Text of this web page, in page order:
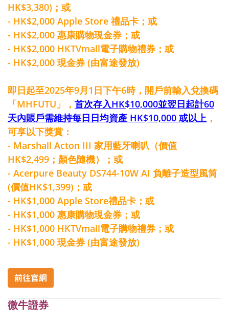
HK$3,380)；或
- HK$2,000 Apple Store 禮品卡；或
- HK$2,000 惠康購物現金券；或
- HK$2,000 HKTVmall電子購物禮券；或
- HK$2,000 現金券 (由富途發放)
即日起至2025年9月1日下午6時，開戶前輸入兌換碼
「MHFUTU」， 首次存入HK$10,000並翌日起計60
天內賬戶需維持每日日均資產 HK$10,000 或以上 ，
可享以下獎賞：
- Marshall Acton III 家用藍牙喇叭（價值
HK$2,499；顏色隨機）；或
- Acerpure Beauty DS744-10W AI 負離子造型風筒
(價值HK$1,399)；或
- HK$1,000 Apple Store禮品卡；或
- HK$1,000 惠康購物現金券；或
- HK$1,000 HKTVmall電子購物禮券；或
- HK$1,000 現金券 (由富途發放)
微牛證券